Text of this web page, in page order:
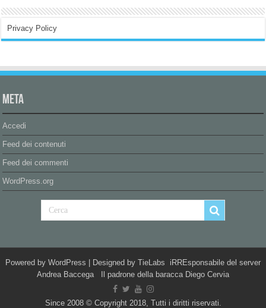
Privacy Policy
Meta
Accedi
Feed dei contenuti
Feed dei commenti
WordPress.org
Powered by WordPress | Designed by TieLabs iRREsponsabile del server
Andrea Baccega Il padrone della baracca Diego Cervia
Since 2008 © Copyright 2018, Tutti i diritti riservati.